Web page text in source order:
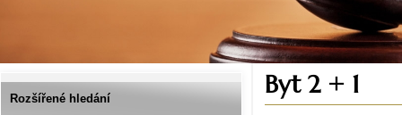
Rozšířené hledání Byt 2 + 1